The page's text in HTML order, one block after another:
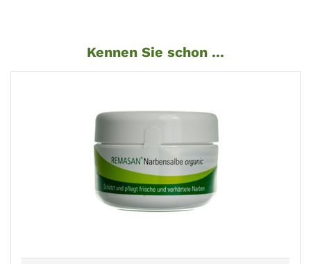
Kennen Sie schon ...